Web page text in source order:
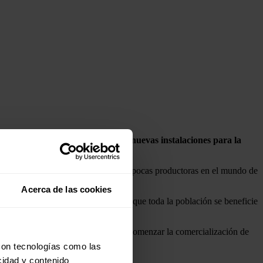
Acerca de las cookies
tecnologías como las
y contenido
estrena nuevas instalaciones para la
de esta compañía, una de las pocas productoras en el mundo de
de la investigación para que toda la población se beneficie
de Madrid con el objetivo de comenzar la comercialización de